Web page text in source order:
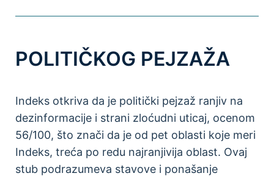
POLITIČKOG PEJZAŽA
Indeks otkriva da je politički pejzaž ranjiv na
dezinformacije i strani zloćudni uticaj, ocenom
56/100, što znači da je od pet oblasti koje meri
Indeks, treća po redu najranjivija oblast. Ovaj
stub podrazumeva stavove i ponašanje